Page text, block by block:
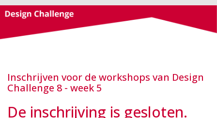
Inschrijven voor de workshops van Design
Challenge 8 - week 5
De inschrijving is gesloten.